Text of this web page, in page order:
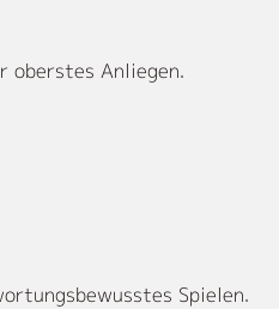
oberstes Anliegen.
Spielen.